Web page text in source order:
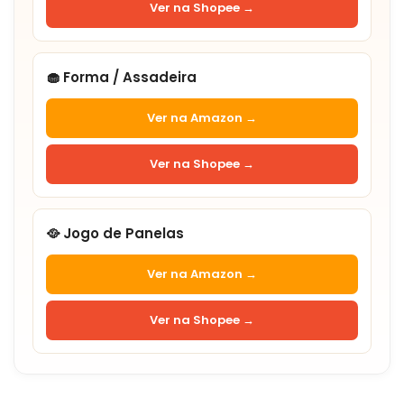
Ver na Shopee →
🧁 Forma / Assadeira
Ver na Amazon →
Ver na Shopee →
🥘 Jogo de Panelas
Ver na Amazon →
Ver na Shopee →